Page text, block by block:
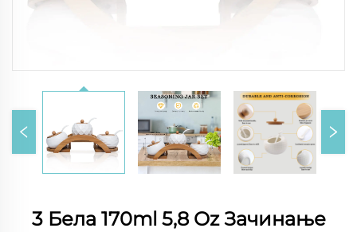
3 Бела 170ml 5,8 Oz Зачинање